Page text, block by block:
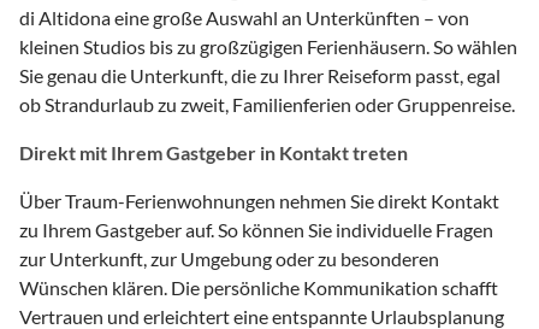
di Altidona eine große Auswahl an Unterkünften – von
kleinen Studios bis zu großzügigen Ferienhäusern. So wählen
Sie genau die Unterkunft, die zu Ihrer Reiseform passt, egal
ob Strandurlaub zu zweit, Familienferien oder Gruppenreise.
Direkt mit Ihrem Gastgeber in Kontakt treten
Über Traum-Ferienwohnungen nehmen Sie direkt Kontakt
zu Ihrem Gastgeber auf. So können Sie individuelle Fragen
zur Unterkunft, zur Umgebung oder zu besonderen
Wünschen klären. Die persönliche Kommunikation schafft
Vertrauen und erleichtert eine entspannte Urlaubsplanung